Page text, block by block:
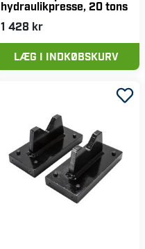
hydraulikpresse, 20 tons
1 428 kr
LÆG I INDKØBSKURV